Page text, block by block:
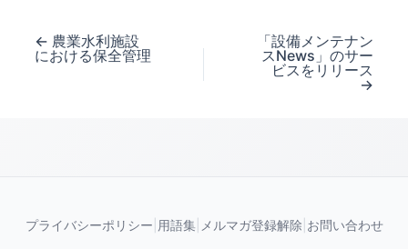
← 農業水利施設
における保全管理
「設備メンテナン
スNews」のサー
ビスをリリース
→
プライバシーポリシー 用語集| メルマガ登録解除 お問い合わせ